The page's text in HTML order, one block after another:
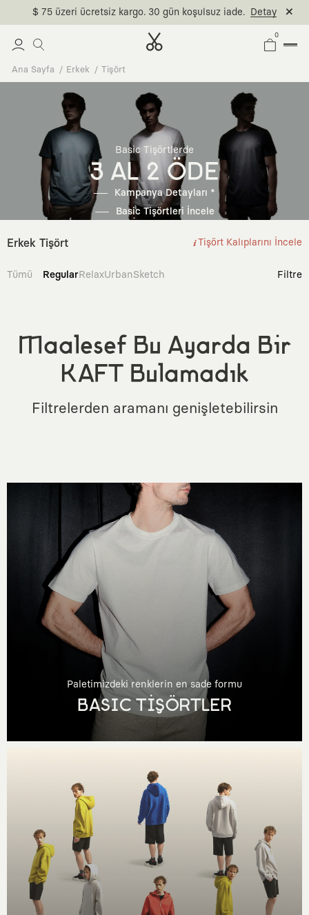
$ 75 üzeri ücretsiz kargo. 30 gün koşulsuz iade. Detay
0
Ana Sayfa Erkek Tişört
Basic Tişörtlerde
3 AL 2 ÖDE
Kampanya Detayları *
Basic Tişörtleri İncele
Erkek Tişört Tişört Kalıplarını İncele
Tümü RegularRelaxUrbanSketch Filtre
Maalesef Bu Ayarda Bir
KAFT Bulamadık
Filtrelerden aramanı genişletebilirsin
Paletimizdeki renklerin en sade formu
BASIC TİŞÖRTLER